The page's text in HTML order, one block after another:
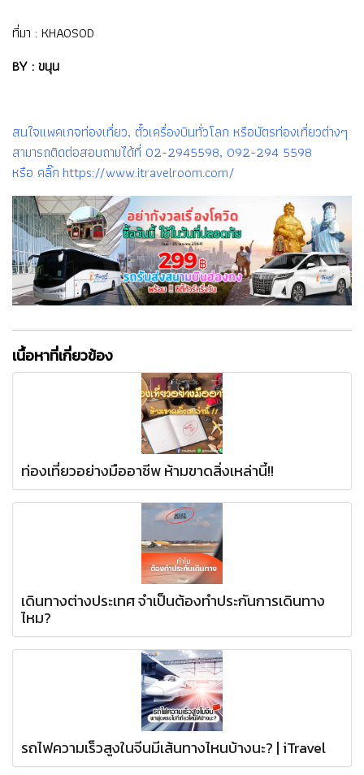
ที่มา : KHAOSOD
BY : ขนุน
สนใจแพคเกจท่องเที่ยว, ตั๋วเครื่องบินทั่วโลก หรือบัตรท่องเที่ยวต่างๆ
สามารถติดต่อสอบถามได้ที่ 02-2945598, 092-294 5598
หรือ คลิ๊ก https://www.itravelroom.com/
เนื้อหาที่เกี่ยวข้อง
ท่องเที่ยวอย่างมืออาชีพ ห้ามขาดสิ่งเหล่านี้!!
เดินทางต่างประเทศ จำเป็นต้องทำประกันการเดินทาง
ไหม?
รถไฟความเร็วสูงในจีนมีเส้นทางไหนบ้างนะ? | iTravel